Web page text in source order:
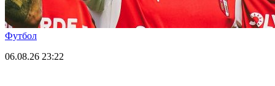
Футбол
06.08.26 23:22